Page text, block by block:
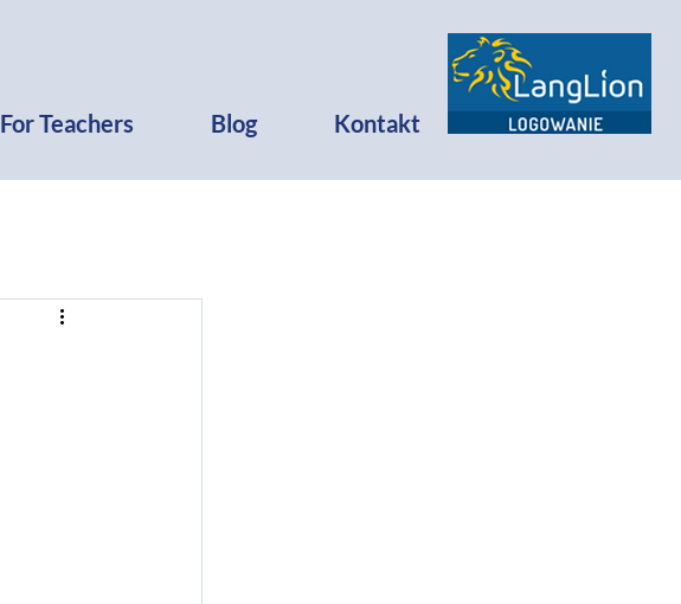
For Teachers Blog Kontakt